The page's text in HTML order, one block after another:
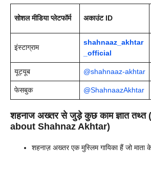
सोशल मीडिया प्लेटफॉर्म अकाउंट ID
इंस्टाग्राम
shahnaaz_akhtar
_official
यूट्यूब @shahnaaz-akhtar
फेसबुक @ShahnaazAkhtar
शहनाज अख्तर से जुड़े कुछ काम ज्ञात
about Shahnaz Akhtar)
शहनाज़ अख्तर एक मुस्लिम गायिका हैं जो